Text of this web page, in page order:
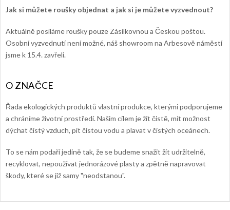
Jak si můžete roušky objednat a jak si je můžete vyzvednout?
Aktuálně posíláme roušky pouze Zásilkovnou a Českou poštou.
Osobní vyzvednutí není možné, náš showroom na Arbesově náměstí
jsme k 15.4. zavřeli.
Řada ekologických produktů vlastní produkce, kterými podporujeme
a chráníme životní prostředí. Našim cílem je žít čistě, mít možnost
dýchat čistý vzduch, pít čistou vodu a plavat v čistých oceánech.
To se nám podaří jedině tak, že se budeme snažit žít udržitelně,
recyklovat, nepoužívat jednorázové plasty a zpětně napravovat
škody, které se již samy "neodstanou".